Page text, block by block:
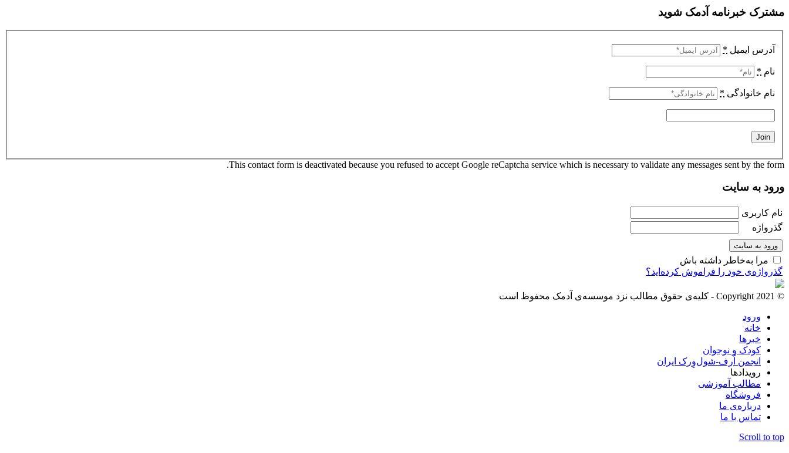
مشترک خبرنامه آدمک شوید
آدرس ایمیل *
نام *
نام خانوادگی *
This contact form is deactivated because you refused to accept Google reCaptcha service which is necessary to validate any messages sent by the form.
ورود به سایت
نام کاربری
گذرواژه
مرا به‌خاطر داشته باش
گذرواژه‌ی خود را فراموش کرده‌اید؟
© Copyright 2021 - کلیه‌ی حقوق مطالب نزد موسسه‌ی آدمک محفوظ است
ورود
خانه
خبرها
کودک و نوجوان
انجمن اُرف-‌شول‌وِرک ایران
رویدادها
مطالب آموزشی
فروشگاه
درباره‌ی ما
تماس با ما
Scroll to top